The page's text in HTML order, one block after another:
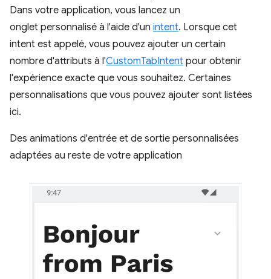
Dans votre application, vous lancez un
onglet personnalisé à l'aide d'un intent. Lorsque cet
intent est appelé, vous pouvez ajouter un certain
nombre d'attributs à l'CustomTabIntent pour obtenir
l'expérience exacte que vous souhaitez. Certaines
personnalisations que vous pouvez ajouter sont listées
ici.
Des animations d'entrée et de sortie personnalisées
adaptées au reste de votre application